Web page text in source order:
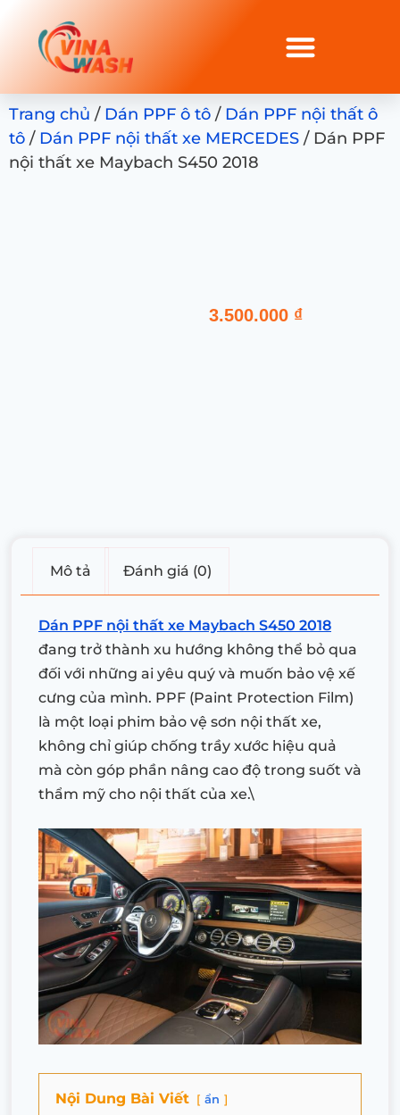
Trang chủ / Dán PPF ô tô / Dán PPF nội thất ô
tô / Dán PPF nội thất xe MERCEDES / Dán PPF
nội thất xe Maybach S450 2018
3.500.000 ₫
Mô tả Đánh giá (0)
Dán PPF nội thất xe Maybach S450 2018
đang trở thành xu hướng không thể bỏ qua
đối với những ai yêu quý và muốn bảo vệ xế
cưng của mình. PPF (Paint Protection Film)
là một loại phim bảo vệ sơn nội thất xe,
không chỉ giúp chống trầy xước hiệu quả
mà còn góp phần nâng cao độ trong suốt và
thẩm mỹ cho nội thất của xe.\
Nội Dung Bài Viết ẩn